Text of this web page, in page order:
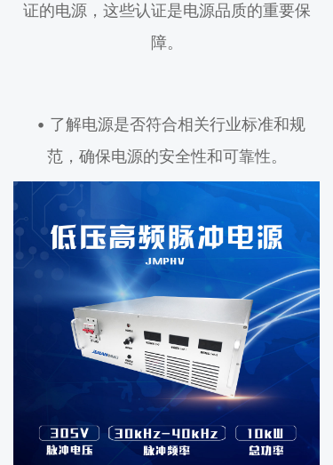
证的电源，这些认证是电源品质的重要保
障。
• 了解电源是否符合相关行业标准和规
范，确保电源的安全性和可靠性。